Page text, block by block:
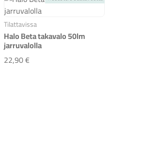
Komponentit
Tilattavissa
Halo Beta takavalo 50lm
jarruvalolla
22,90 €Halo Beta takavalo 50lm jarruvalolla